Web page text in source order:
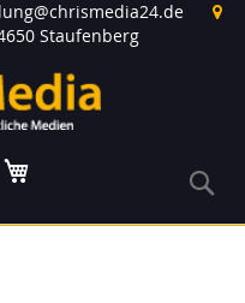
Staufenberg